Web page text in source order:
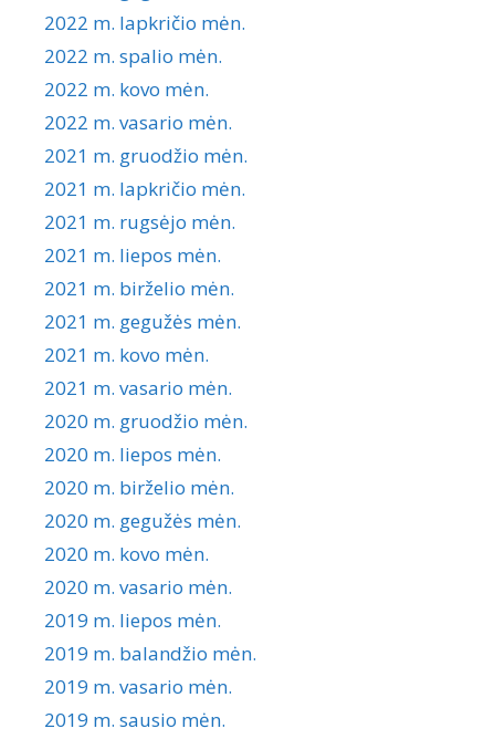
2022 m. lapkričio mėn.
2022 m. spalio mėn.
2022 m. kovo mėn.
2022 m. vasario mėn.
2021 m. gruodžio mėn.
2021 m. lapkričio mėn.
2021 m. rugsėjo mėn.
2021 m. liepos mėn.
2021 m. birželio mėn.
2021 m. gegužės mėn.
2021 m. kovo mėn.
2021 m. vasario mėn.
2020 m. gruodžio mėn.
2020 m. liepos mėn.
2020 m. birželio mėn.
2020 m. gegužės mėn.
2020 m. kovo mėn.
2020 m. vasario mėn.
2019 m. liepos mėn.
2019 m. balandžio mėn.
2019 m. vasario mėn.
2019 m. sausio mėn.